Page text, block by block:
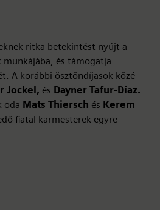
ritka betekintést nyújt a
munkájába, és támogatja
A korábbi ösztöndíjasok közé
Jockel, és Dayner Tafur-Díaz.
oda Mats Thiersch és Kerem
fiatal karmesterek egyre